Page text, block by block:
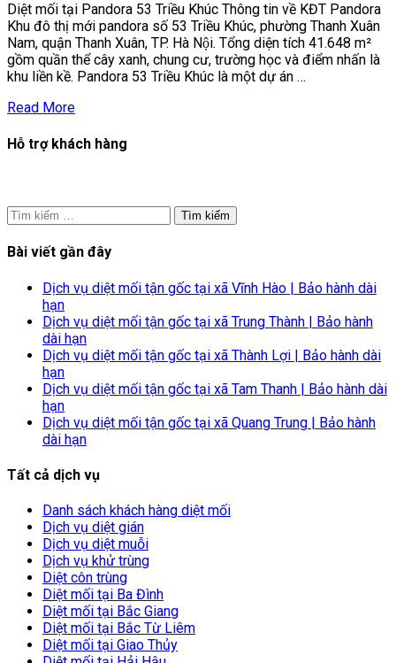
Pandora
53
Triều
Khúc|Diệt
mối
Diệt mối tại Pandora 53 Triều Khúc Thông tin về KĐT Pandora
Khu đô thị mới pandora số 53 Triều Khúc, phường Thanh Xuân
Nam, quận Thanh Xuân, TP. Hà Nội. Tổng diện tích 41.648 m²
gồm quần thể cây xanh, chung cư, trường học và điểm nhấn là
khu liền kề. Pandora 53 Triều Khúc là một dự án …
Read More
Hỗ trợ khách hàng
Tìm
kiếm
cho:
Bài viết gần đây
Dịch vụ diệt mối tận gốc tại xã Vĩnh Hào | Bảo hành dài
hạn
Dịch vụ diệt mối tận gốc tại xã Trung Thành | Bảo hành
dài hạn
Dịch vụ diệt mối tận gốc tại xã Thành Lợi | Bảo hành dài
hạn
Dịch vụ diệt mối tận gốc tại xã Tam Thanh | Bảo hành dài
hạn
Dịch vụ diệt mối tận gốc tại xã Quang Trung | Bảo hành
dài hạn
Tất cả dịch vụ
Danh sách khách hàng diệt mối
Dịch vụ diệt gián
Dịch vụ diệt muỗi
Dịch vụ khử trùng
Diệt côn trùng
Diệt mối tại Ba Đình
Diệt mối tại Bắc Giang
Diệt mối tại Bắc Từ Liêm
Diệt mối tại Giao Thủy